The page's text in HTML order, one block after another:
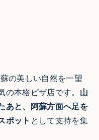
の美しい自然を一望
本格ピザ店です。 山
あと、阿蘇方面へ足を
ポット として支持を集